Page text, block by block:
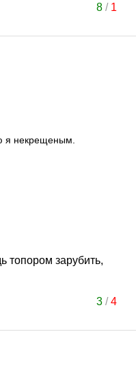
8/ 1
я некрещеным.
топором зарубить,
3/4